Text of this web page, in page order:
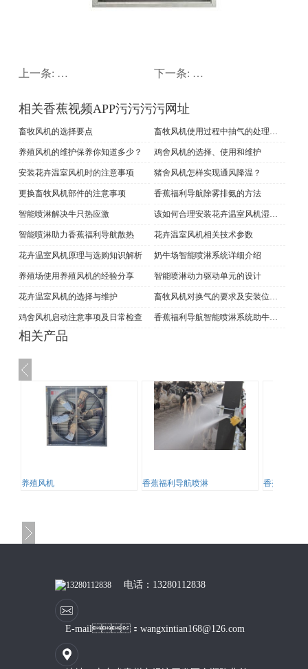
上一条:
智能喷淋助力香蕉福利导航散热
下一条:
畜牧风机组装需要注意
相关香蕉视频APP污污污污网址
畜牧风机的选择要点
养殖风机的维护保养你知道多少？ 鸡舍风机的选择、使用和维护
安装花卉温室风机时的注意事项 猪舍风机怎样实现通风降温？
更换畜牧风机部件的注意事项 香蕉福利导航除雾排氨的方法
智能喷淋解决牛只热应激
智能喷淋助力香蕉福利导航散热 花卉温室风机相关技术参数
花卉温室风机原理与选购知识解析 奶牛场智能喷淋系统详细介绍
养殖场使用养殖风机的经验分享 智能喷淋动力驱动单元的设计
花卉温室风机的选择与维护
鸡舍风机启动注意事项及日常检查
相关产品
养殖风机 香蕉福利导航喷淋 香蕉福利导
电话：13280112838
E-mail：wangxintian168@126.com